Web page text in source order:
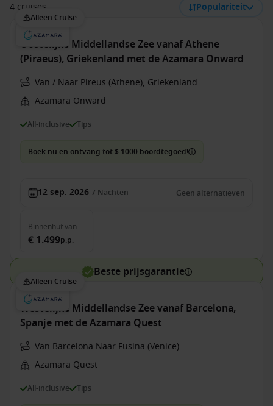
4 cruises Populariteit
Alleen Cruise
Oostelijke Middellandse Zee vanaf Athene
(Piraeus), Griekenland met de Azamara Onward
Van / Naar Pireus (Athene), Griekenland
Azamara Onward
All-inclusive Tips
Boek nu en ontvang tot $ 1000 boordtegoed!
12 sep. 2026 7 Nachten Geen alternatieven
Binnenhutvan
€ 1.499p.p.
Beste prijsgarantie
Alleen Cruise
Westelijke Middellandse Zee vanaf Barcelona,
Spanje met de Azamara Quest
Van Barcelona Naar Fusina (Venice)
Azamara Quest
All-inclusive Tips